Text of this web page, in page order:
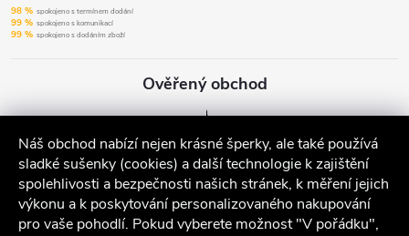
Náš obchod nabízí nejen krásné šperky, ale také používá
sladké sušenky (cookies) a další technologie k zajištění
spolehlivosti a bezpečnosti našich stránek, k měření jejich
výkonu a k poskytování personalizovaného nakupování
pro vaše pohodlí. Pokud vyberete možnost "V pořádku",
98 % spokojeno s termínem dodání
99 % spokojeno s komunikací
99 % spokojeno s dodáním zboží
Ověřený obchod